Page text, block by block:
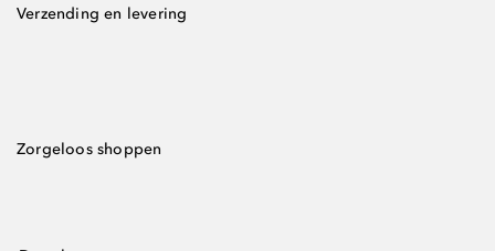
Verzending en levering
Zorgeloos shoppen